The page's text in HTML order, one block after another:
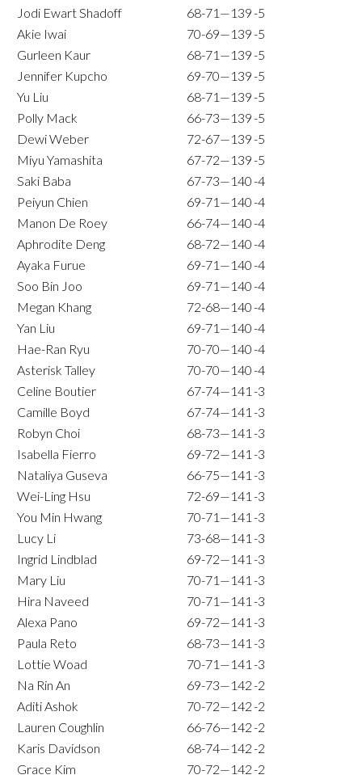
Jodi Ewart Shadoff
68-71—139-5
Akie Iwai
70-69—139-5
Gurleen Kaur
68-71—139-5
Jennifer Kupcho
69-70—139-5
Yu Liu
68-71—139-5
Polly Mack
66-73—139-5
Dewi Weber
72-67—139-5
Miyu Yamashita
67-72—139-5
Saki Baba
67-73—140-4
Peiyun Chien
69-71—140-4
Manon De Roey
66-74—140-4
Aphrodite Deng
68-72—140-4
Ayaka Furue
69-71—140-4
Soo Bin Joo
69-71—140-4
Megan Khang
72-68—140-4
Yan Liu
69-71—140-4
Hae-Ran Ryu
70-70—140-4
Asterisk Talley
70-70—140-4
Celine Boutier
67-74—141 -3
Camille Boyd
67-74—141 -3
Robyn Choi
68-73—141 -3
Isabella Fierro
69-72—141 -3
Nataliya Guseva
66-75—141 -3
Wei-Ling Hsu
72-69—141 -3
You Min Hwang
70-71—141 -3
Lucy Li
73-68—141 -3
Ingrid Lindblad
69-72—141 -3
Mary Liu
70-71—141 -3
Hira Naveed
70-71—141 -3
Alexa Pano
69-72—141 -3
Paula Reto
68-73—141 -3
Lottie Woad
70-71—141 -3
Na Rin An
69-73—142-2
Aditi Ashok
70-72—142-2
Lauren Coughlin
66-76—142-2
Karis Davidson
68-74—142-2
Grace Kim
70-72—142-2